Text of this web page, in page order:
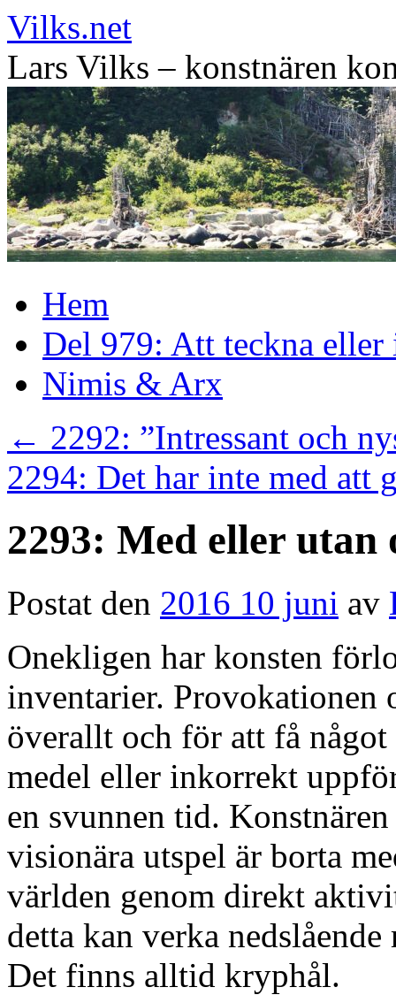
Vilks.net
Lars Vilks – konstnären
Hoppa
till
innehållHem
Del 979: Att teckna eller
Nimis & Arx
← 2292: ”Intressant och
2294: Det har inte med att
2293: Med eller
Postat den 2016 10 juni av
Onekligen har konsten
inventarier.
överallt och för att få
medel eller inkorrekt
en svunnen tid.
visionära utspel är borta
världen genom direkt
detta kan verka
Det finns alltid kryphål.